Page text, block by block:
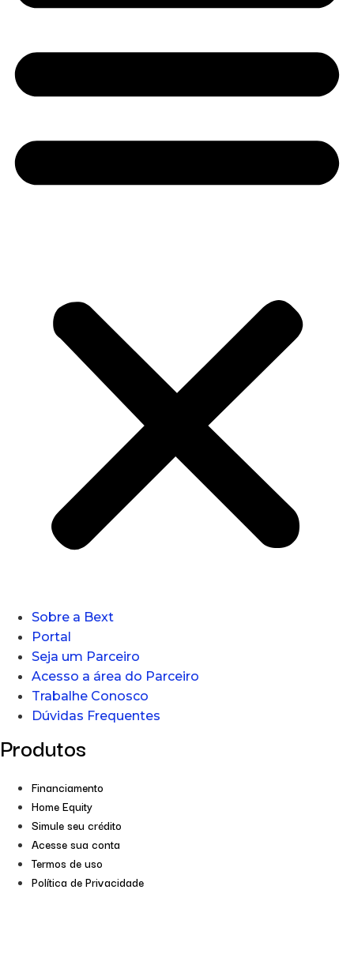
Sobre a Bext
Portal
Seja um Parceiro
Acesso a área do Parceiro
Trabalhe Conosco
Dúvidas Frequentes
Produtos
Financiamento
Home Equity
Simule seu crédito
Acesse sua conta
Termos de uso
Política de Privacidade